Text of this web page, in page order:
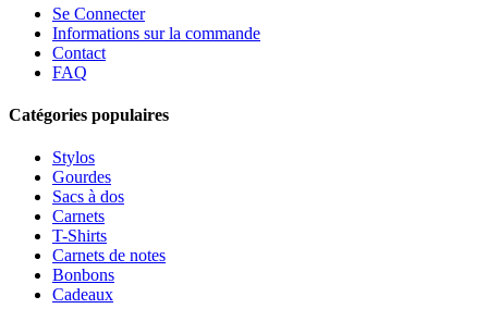
Se Connecter
Informations sur la commande
Contact
FAQ
Catégories populaires
Stylos
Gourdes
Sacs à dos
Carnets
T-Shirts
Carnets de notes
Bonbons
Cadeaux